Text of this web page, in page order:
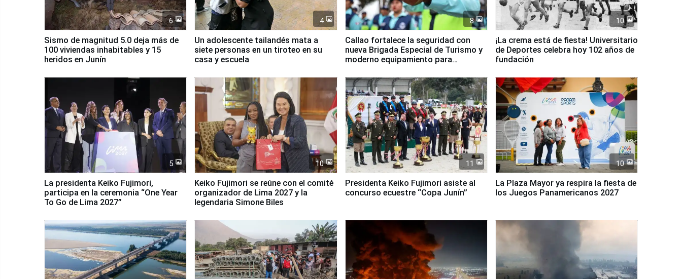
6
Sismo de magnitud 5.0 deja más de
100 viviendas inhabitables y 15
heridos en Junín
4
Un adolescente tailandés mata a
siete personas en un tiroteo en su
casa y escuela
8
Callao fortalece la seguridad con
nueva Brigada Especial de Turismo y
moderno equipamiento para
10
¡La crema está de fiesta! Universitario
de Deportes celebra hoy 102 años de
fundación
5
La presidenta Keiko Fujimori,
participa en la ceremonia “One Year
To Go de Lima 2027”
10
Keiko Fujimori se reúne con el comité
organizador de Lima 2027 y la
legendaria Simone Biles
11
Presidenta Keiko Fujimori asiste al
concurso ecuestre “Copa Junín”
10
La Plaza Mayor ya respira la fiesta de
los Juegos Panamericanos 2027